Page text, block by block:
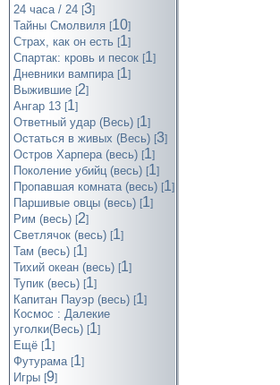
24 часа / 24 [3]
Тайны Смолвиля [10]
Страх, как он есть [1]
Спартак: кровь и песок [1]
Дневники вампира [1]
Выжившие [2]
Ангар 13 [1]
Ответный удар (Весь) [1]
Остаться в живых (Весь) [3]
Остров Харпера (весь) [1]
Поколение убийц (весь) [1]
Пропавшая комната (весь) [1]
Паршивые овцы (весь) [1]
Рим (весь) [2]
Светлячок (весь) [1]
Там (весь) [1]
Тихий океан (весь) [1]
Тупик (весь) [1]
Капитан Пауэр (весь) [1]
Космос : Далекие
уголки(Весь) [1]
Ещё [1]
Футурама [1]
Игры [9]